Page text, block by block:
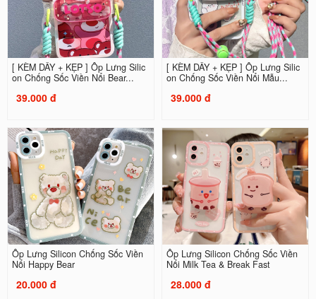
[ KÈM DÂY + KẸP ] Ốp Lưng Silic
on Chống Sốc Viền Nổi Bear...
39.000 đ
[ KÈM DÂY + KẸP ] Ốp Lưng Silic
on Chống Sốc Viền Nổi Mẫu...
39.000 đ
Ốp Lưng Silicon Chống Sốc Viền
Nổi Happy Bear
20.000 đ
Ốp Lưng Silicon Chống Sốc Viền
Nổi Milk Tea & Break Fast
28.000 đ